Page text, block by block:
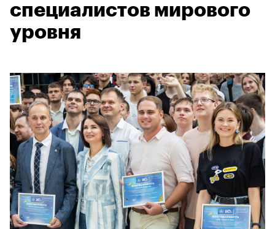
специалистов мирового
уровня